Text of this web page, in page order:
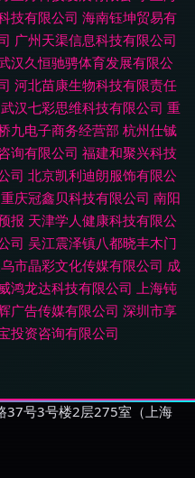
技有限公司 海南钰坤贸易有
广州天渠信息科技有限公司
汉久恒驰骋体育发展有限公
河北苗康生物科技有限责任
武汉七彩思维科技有限公司 重
九电子商务经营部 杭州仕铖
询有限公司 福建和聚兴科技
司 北京凯利迪朗服饰有限公
重庆冠鑫贝科技有限公司 南阳
报 天津学人健康科技有限公
司 吴江震泽镇八都晓丰木门
乌市晶彩文化传媒有限公司 成
鸿龙达科技有限公司 上海钝
广告传媒有限公司 深圳市享
投资咨询有限公司
37号3号楼2层275室（上海